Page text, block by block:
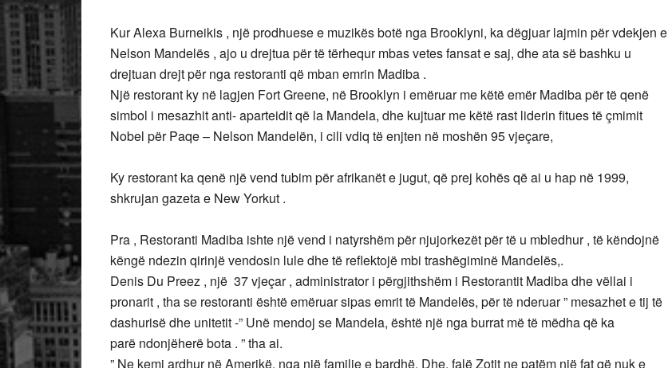
Kur Alexa Burneikis , një prodhuese e muzikës botë nga Brooklyni, ka dëgjuar lajmin për vdekjen e
Nelson Mandelës , ajo u drejtua për të tërhequr mbas vetes fansat e saj, dhe ata së bashku u
drejtuan drejt për nga restoranti që mban emrin Madiba .
Një restorant ky në lagjen Fort Greene, në Brooklyn i emëruar me këtë emër Madiba për të qenë
simbol i mesazhit anti- aparteidit që la Mandela, dhe kujtuar me këtë rast liderin fitues të çmimit
Nobel për Paqe – Nelson Mandelën, i cili vdiq të enjten në moshën 95 vjeçare,
Ky restorant ka qenë një vend tubim për afrikanët e jugut, që prej kohës që ai u hap në 1999,
shkrujan gazeta e New Yorkut .
Pra , Restoranti Madiba ishte një vend i natyrshëm për njujorkezët për të u mbledhur , të këndojnë
këngë ndezin qirinjë vendosin lule dhe të reflektojë mbi trashëgiminë Mandelës,.
Denis Du Preez , një 37 vjeçar , administrator i përgjithshëm i Restorantit Madiba dhe vëllai i
pronarit , tha se restoranti është emëruar sipas emrit të Mandelës, për të nderuar ” mesazhet e tij të
dashurisë dhe unitetit -” Unë mendoj se Mandela, është një nga burrat më të mëdha që ka
parë ndonjëherë bota . ” tha ai.
” Ne kemi ardhur në Amerikë, nga një familje e bardhë. Dhe, falë Zotit ne patëm një fat që nuk e